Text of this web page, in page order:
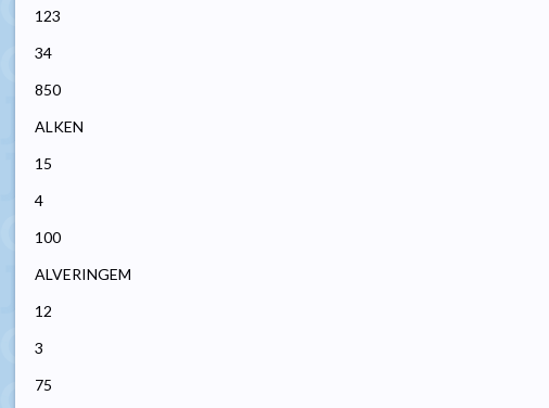
123
34
850
ALKEN
15
4
100
ALVERINGEM
12
3
75